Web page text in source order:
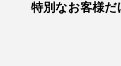
特別なお客様だ